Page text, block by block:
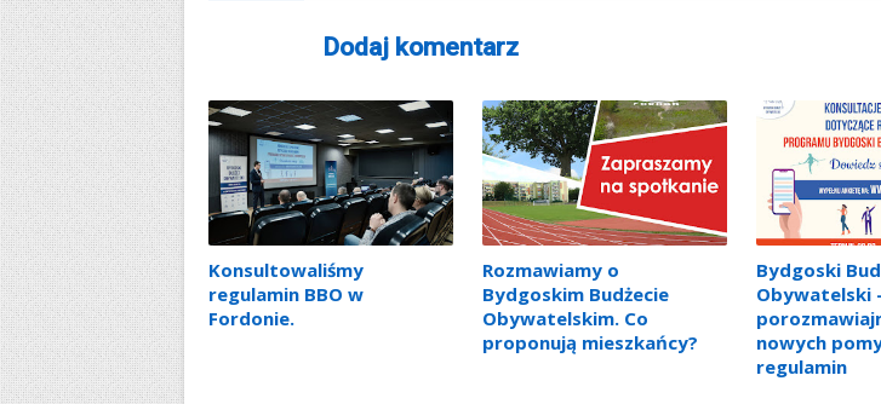
Dodaj komentarz
Konsultowaliśmy
regulamin BBO w
Fordonie.
Rozmawiamy o
Bydgoskim Budżecie
Obywatelskim. Co
proponują mieszkańcy?
Bydgoski
Obywatelski
nowych
regulamin